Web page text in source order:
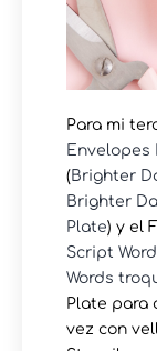
Para mi
Envelopes
(Brighter
Brighter
Plate) y el
Script
Words
Plate para
vez con